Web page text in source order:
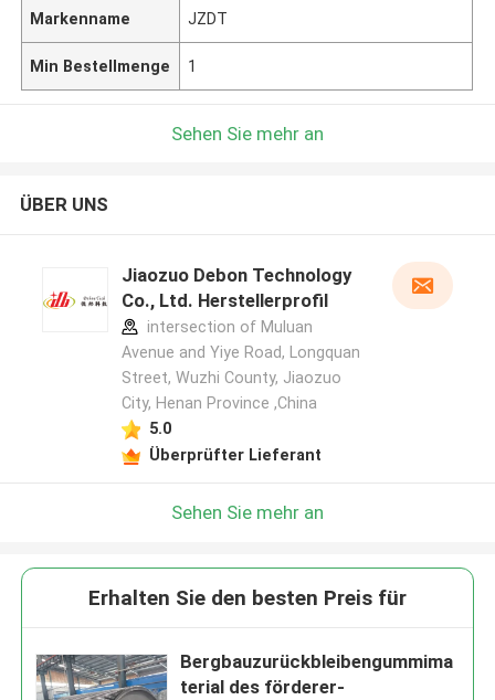
Markenname JZDT
Min Bestellmenge 1
Sehen Sie mehr an
ÜBER UNS
Jiaozuo Debon Technology
Co., Ltd. Herstellerprofil
intersection of Muluan
Avenue and Yiye Road, Longquan
Street, Wuzhi County, Jiaozuo
City, Henan Province ,China
5.0
Überprüfter Lieferant
Sehen Sie mehr an
Erhalten Sie den besten Preis für
Bergbauzurückbleibengummima
terial des förderer-